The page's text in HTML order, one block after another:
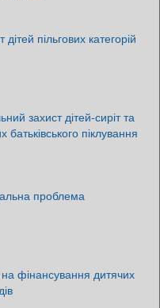
пільгових категорій
захист дітей-сиріт та
батьківського піклування
проблема
фінансування дитячих